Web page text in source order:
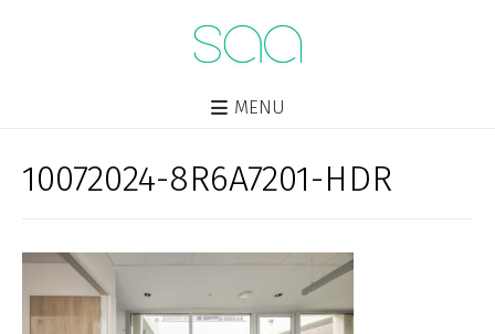
MENU
10072024-8R6A7201-HDR